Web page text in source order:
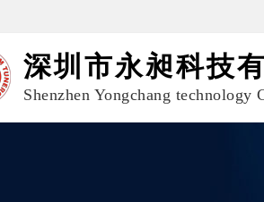
深圳市永昶科技
Shenzhen Yongchang technology